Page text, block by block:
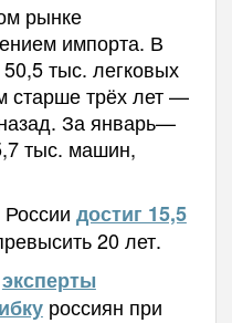
рынке
импорта. В
тыс. легковых
старше трёх лет —
За январь—
тыс. машин,
достиг 15,5
20 лет.
эксперты
россиян при